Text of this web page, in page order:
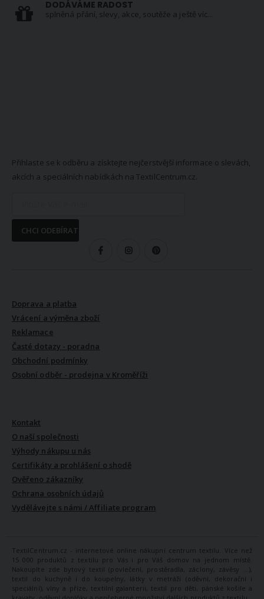
DODÁVÁME RADOST
splněná přání, slevy, akce, soutěže a ještě víc...
Přihlaste se k odběru a získtejte nejčerstvější informace o slevách,
akcích a speciálních nabídkách na TextilCentrum.cz.
CHCI ODEBÍRAT
Doprava a platba
Vrácení a výměna zboží
Reklamace
Časté dotazy - poradna
Obchodní podmínky
Osobní odběr - prodejna v Kroměříži
Kontakt
O naší společnosti
Výhody nákupu u nás
Certifikáty a prohlášení o shodě
Ověřeno zákazníky
Ochrana osobních údajů
Vydělávejte s námi / Affiliate program
TextilCentrum.cz - internetové online nákupní centrum textilu. Více než
15 000 produktů z textilu pro Vás i pro Váš domov na jednom místě.
Nakoupíte zde bytový textil (povlečení, prostěradla, záclony, závěsy ...),
textil do kuchyně i do koupelny, látky v metráži (oděvní, dekorační i
speciální), vlny a příze, textilní galanterii, textil pro děti, pánské košile a